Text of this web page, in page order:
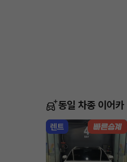
동일 차종 이어카
렌트